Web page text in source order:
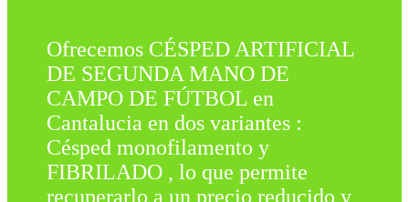
Ofrecemos CÉSPED ARTIFICIAL
DE SEGUNDA MANO DE
CAMPO DE FÚTBOL en
Cantalucia en dos variantes :
Césped monofilamento y
FIBRILADO , lo que permite
recuperarlo a un precio reducido y